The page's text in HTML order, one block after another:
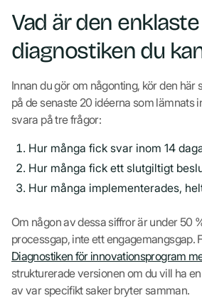
Vad är den enklaste
diagnostiken du
Innan du gör om någonting, kör den här
på de senaste 20 idéerna som lämnats
svara på tre frågor:
Hur många fick svar inom 14
Hur många fick ett slutgiltigt
Hur många implementerades,
Om någon av dessa siffror är under 50
processgap, inte ett engagemangsgap.
Diagnostiken för innovationsprogram
strukturerade versionen om du vill ha
av var specifikt saker bryter samman.